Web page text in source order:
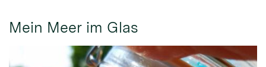
Mein Meer im Glas